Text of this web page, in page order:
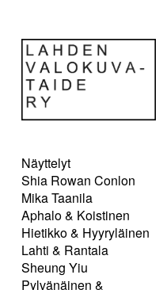
Näyttelyt
Shia Rowan Conlon
Mika Taanila
Aphalo & Koistinen
Hietikko & Hyyryläinen
Lahti & Rantala
Sheung Yiu
Pylvänäinen &